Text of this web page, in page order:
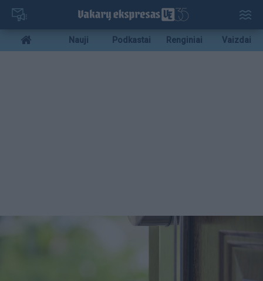
Pereiti
pagrindinį
turinį
Mobile
menu
Nauji Podkastai Renginiai Vaizdai